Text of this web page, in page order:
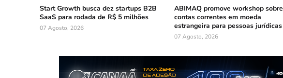
Start Growth busca dez startups B2B
SaaS para rodada de R$ 5 milhões
07 Agosto, 2026
ABIMAQ promove workshop sobre
contas correntes em moeda
estrangeira para pessoas jurídicas
07 Agosto, 2026